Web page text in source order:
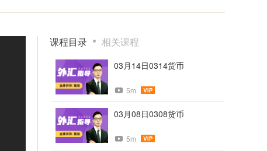
课程目录 相关课程
03月14日0314货币
5m
03月08日0308货币
5m